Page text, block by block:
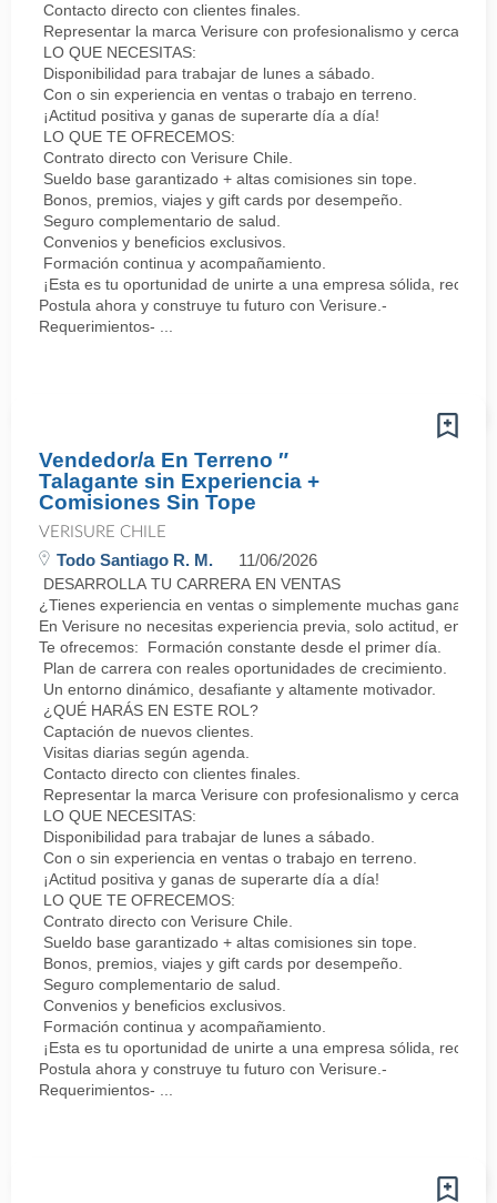
Contacto directo con clientes finales.
Representar la marca Verisure con profesionalismo y cercanía.
LO QUE NECESITAS:
Disponibilidad para trabajar de lunes a sábado.
Con o sin experiencia en ventas o trabajo en terreno.
¡Actitud positiva y ganas de superarte día a día!
LO QUE TE OFRECEMOS:
Contrato directo con Verisure Chile.
Sueldo base garantizado + altas comisiones sin tope.
Bonos, premios, viajes y gift cards por desempeño.
Seguro complementario de salud.
Convenios y beneficios exclusivos.
Formación continua y acompañamiento.
¡Esta es tu oportunidad de unirte a una empresa sólida,
Postula ahora y construye tu futuro con Verisure.-
Requerimientos- ...
Vendedor/a En Terreno ″
Talagante sin Experiencia +
Comisiones Sin Tope
VERISURE CHILE
Todo Santiago R. M. 11/06/2026
DESARROLLA TU CARRERA EN VENTAS
¿Tienes experiencia en ventas o simplemente muchas ganas
En Verisure no necesitas experiencia previa, solo actitud,
Te ofrecemos: Formación constante desde el primer día.
Plan de carrera con reales oportunidades de crecimiento.
Un entorno dinámico, desafiante y altamente motivador.
¿QUÉ HARÁS EN ESTE ROL?
Captación de nuevos clientes.
Visitas diarias según agenda.
Contacto directo con clientes finales.
Representar la marca Verisure con profesionalismo y cercanía.
LO QUE NECESITAS:
Disponibilidad para trabajar de lunes a sábado.
Con o sin experiencia en ventas o trabajo en terreno.
¡Actitud positiva y ganas de superarte día a día!
LO QUE TE OFRECEMOS:
Contrato directo con Verisure Chile.
Sueldo base garantizado + altas comisiones sin tope.
Bonos, premios, viajes y gift cards por desempeño.
Seguro complementario de salud.
Convenios y beneficios exclusivos.
Formación continua y acompañamiento.
¡Esta es tu oportunidad de unirte a una empresa sólida,
Postula ahora y construye tu futuro con Verisure.-
Requerimientos- ...